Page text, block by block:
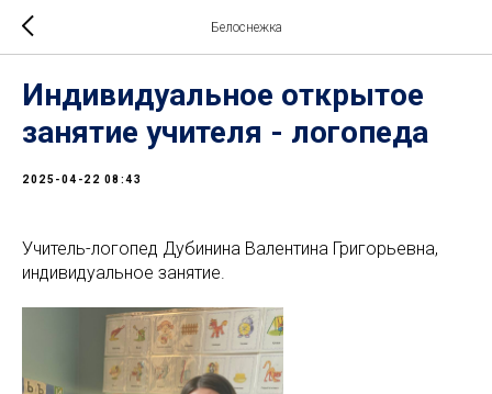
Белоснежка
Индивидуальное открытое
занятие учителя - логопеда
2025-04-22 08:43
Учитель-логопед Дубинина Валентина Григорьевна,
индивидуальное занятие.